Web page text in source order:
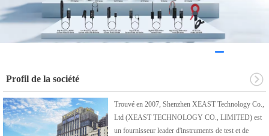
Profil de la société
Trouvé en 2007, Shenzhen XEAST Technology Co.,
Ltd (XEAST TECHNOLOGY CO., LIMITED) est
un fournisseur leader d'instruments de test et de